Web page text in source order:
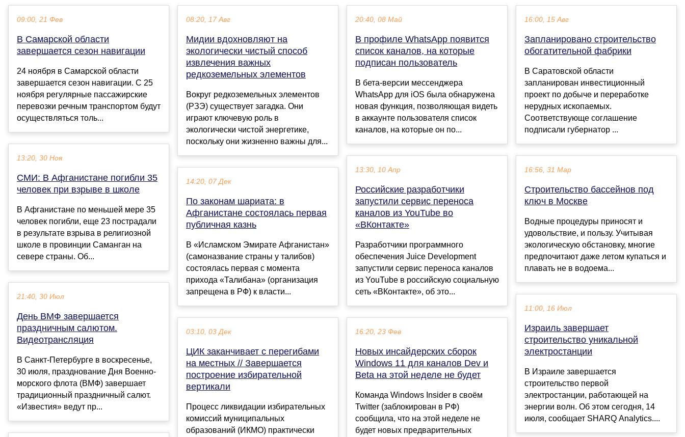
09:00, 21 Фев
В Самарской области
завершается сезон навигации
24 ноября в Самарской области
завершается сезон навигации. С 25
ноября регулярные пассажирские
перевозки речным транспортом будут
осуществляться толь...
13:20, 30 Ноя
СМИ: В Афганистане погибли 35
человек при взрыве в школе
В Афганистане по меньшей мере 35
человек погибли, еще 23 пострадали
в результате взрыва в религиозной
школе в провинции Саманган на
севере страны. Об...
21:40, 30 Июл
День ВМФ завершается
праздничным салютом.
Видеотрансляция
В Санкт-Петербурге в воскресенье,
30 июля, празднование Дня Военно-
морского флота (ВМФ) завершает
традиционный праздничный салют.
«Известия» ведут пр...
08:20, 17 Авг
Мидии вдохновляют на
экологически чистый способ
извлечения важных
редкоземельных элементов
Вокруг редкоземельных элементов
(РЗЭ) существует загадка. Они
играют ключевую роль в
экологически чистой энергетике,
поскольку они жизненно важны для...
14:20, 07 Дек
По законам шариата: в
Афганистане состоялась первая
публичная казнь
В «Исламском Эмирате Афганистан»
(самоназвание страны у талибов)
состоялась первая с момента
прихода «Талибана» (организация
запрещена в РФ) к власти...
03:10, 03 Дек
ЦИК заканчивает с перегибами
на местных // Завершается
построение избирательной
вертикали
Процесс ликвидации избирательных
комиссий муниципальных
образований (ИКМО) практически
20:40, 08 Май
В профиле WhatsApp появится
список каналов, на которые
подписан пользователь
В бета-версии мессенджера
WhatsApp для iOS была обнаружена
новая функция, позволяющая видеть
в аккаунте пользователя список
каналов, на которые он по...
13:30, 10 Апр
Российские разработчики
запустили сервис переноса
каналов из YouTube во
«ВКонтакте»
Разработчики программного
обеспечения Juice Development
запустили сервис переноса каналов
из YouTube в российскую социальную
сеть «ВКонтакте», об это...
16:20, 23 Фев
Новых инсайдерских сборок
Windows 11 для каналов Dev и
Beta на этой неделе не будет
Команда Windows Insider в своём
Twitter (заблокирован в РФ)
сообщила, что на этой неделе не
будет новых предварительных
16:00, 15 Авг
Запланировано строительство
обогатительной фабрики
В Саратовской области
запланирован инвестиционный
проект по добыче и переработке
нерудных ископаемых.
Соответствующе соглашение
подписали губернатор ...
16:56, 31 Мар
Строительство бассейнов под
ключ в Москве
Водные процедуры приносят и
удовольствие, и пользу. Учитывая
экологическую обстановку, многие
предпочитают даже летом купаться и
плавать не в водоема...
11:00, 16 Июл
Израиль завершает
строительство уникальной
электростанции
В Израиле завершается
строительство первой
электростанции, работающей на
энергии волн. Об этом сегодня, 14
июля, сообщает SHARQ Analytics....